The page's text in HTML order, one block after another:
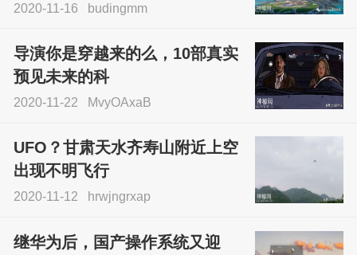
2020-11-16 budingmm
导演你是穿越来的么，10部真实
预见未来的科
2020-11-22 MvyOAxaB
UFO？甘肃天水齐寿山附近上空
出现不明飞行
2020-11-12 hrwjngrxap
继华为后，国产操作系统又迎